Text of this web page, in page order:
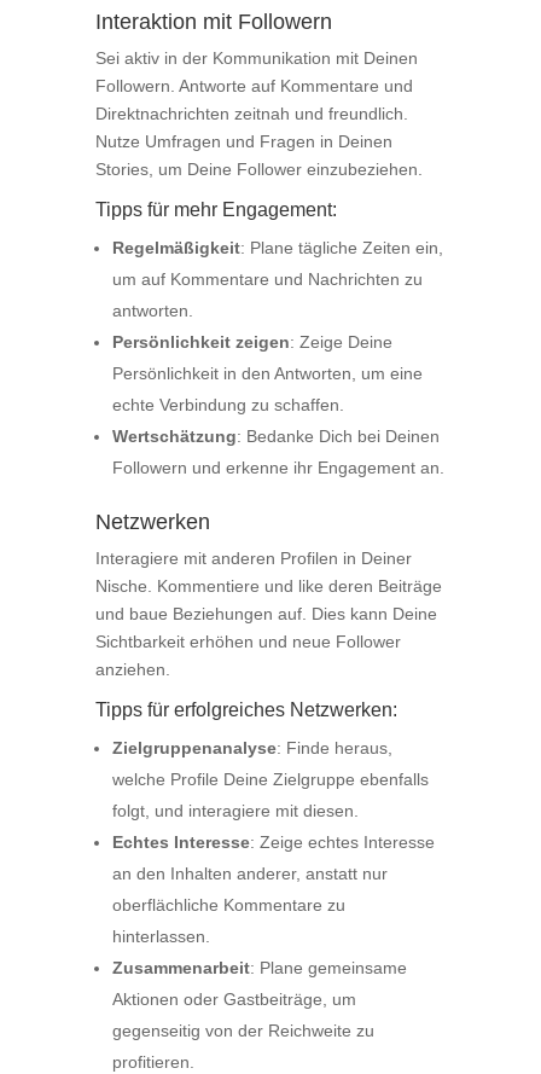
Interaktion mit Followern
Sei aktiv in der Kommunikation mit Deinen
Followern. Antworte auf Kommentare und
Direktnachrichten zeitnah und freundlich.
Nutze Umfragen und Fragen in Deinen
Stories, um Deine Follower einzubeziehen.
Tipps für mehr Engagement:
Regelmäßigkeit: Plane tägliche Zeiten ein,
um auf Kommentare und Nachrichten zu
antworten.
Persönlichkeit zeigen: Zeige Deine
Persönlichkeit in den Antworten, um eine
echte Verbindung zu schaffen.
Wertschätzung: Bedanke Dich bei Deinen
Followern und erkenne ihr Engagement an.
Netzwerken
Interagiere mit anderen Profilen in Deiner
Nische. Kommentiere und like deren Beiträge
und baue Beziehungen auf. Dies kann Deine
Sichtbarkeit erhöhen und neue Follower
anziehen.
Tipps für erfolgreiches Netzwerken:
Zielgruppenanalyse: Finde heraus,
welche Profile Deine Zielgruppe ebenfalls
folgt, und interagiere mit diesen.
Echtes Interesse: Zeige echtes Interesse
an den Inhalten anderer, anstatt nur
oberflächliche Kommentare zu
hinterlassen.
Zusammenarbeit: Plane gemeinsame
Aktionen oder Gastbeiträge, um
gegenseitig von der Reichweite zu
profitieren.